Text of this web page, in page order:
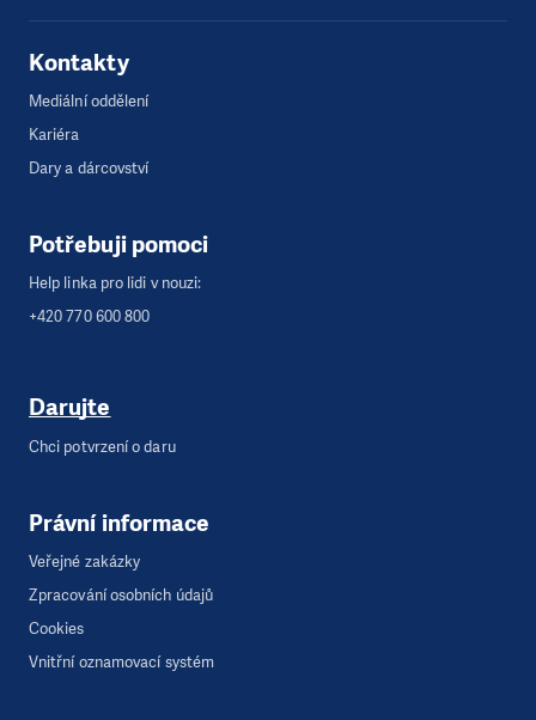
Kontakty
Mediální oddělení
Kariéra
Dary a dárcovství
Potřebuji pomoci
Help linka pro lidi v nouzi:
+420 770 600 800
Darujte
Chci potvrzení o daru
Právní informace
Veřejné zakázky
Zpracování osobních údajů
Cookies
Vnitřní oznamovací systém